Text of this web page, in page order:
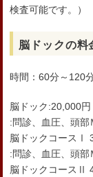
検査可能です。）
脳ドックの料
時間：60分～120
脳ドック:20,000
:問診、血圧、頭
脳ドックコースⅠ
:問診、血圧、頭
脳ドックコースⅡ